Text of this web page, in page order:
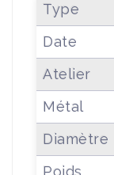
Type
Date
Atelier
Métal
Diamètre
Poids